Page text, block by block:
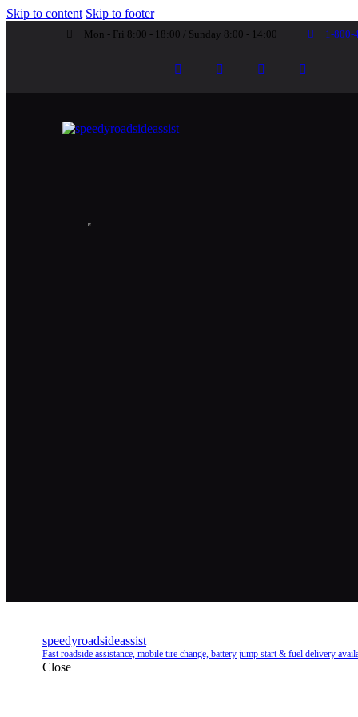
Skip to content Skip to footer
Mon - Fri 8:00 - 18:00 / Sunday 8:00 - 14:00 1-800-
speedyroadsideassist
Fast roadside assistance, mobile tire change, battery jump start & fuel delivery
Close